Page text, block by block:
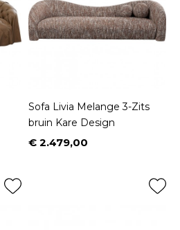
Sofa Livia Melange 3-Zits
bruin Kare Design
Prijs
€ 2.479,00